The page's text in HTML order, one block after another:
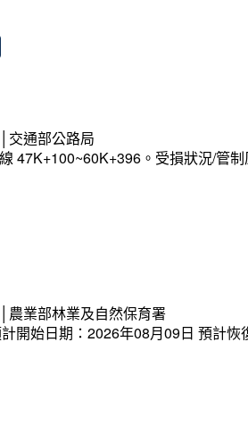
交通部公路局
47K+100~60K+396。受損狀況/管
農業部林業及自然保育署
開始日期：2026年08月09日 預計